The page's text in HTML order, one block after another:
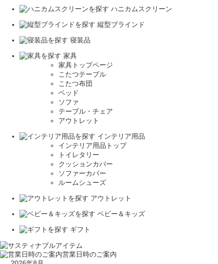
ハニカムスクリーン
縦型ブラインド
寝装品
家具
家具トップページ
こたつテーブル
こたつ布団
ベッド
ソファ
テーブル・チェア
アウトレット
インテリア用品
インテリア用品トップ
トイレタリー
クッションカバー
ソファーカバー
ルームシューズ
アウトレット
ベビー＆キッズ
ギフト
営業日時のご案内